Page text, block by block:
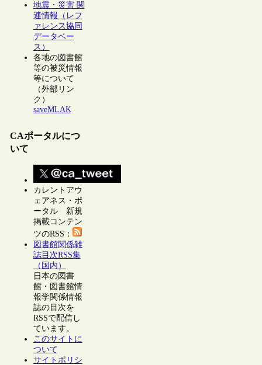
地震・災害 関
連情報（レフ
ァレンス協同
データベー
ス）
各地の図書館
等の被災情報
等について
（外部リン
ク）
saveMLAK
CAポータルにつ
いて
カレントアウ
ェアネス・ポ
ータル 新規
掲載コンテン
ツのRSS：
図書館関係雑
誌目次RSS集
（国内）
日本の図書
館・図書館情
報学関係情報
誌の目次を
RSSで配信し
ています。
このサイトに
ついて
サイトポリシ